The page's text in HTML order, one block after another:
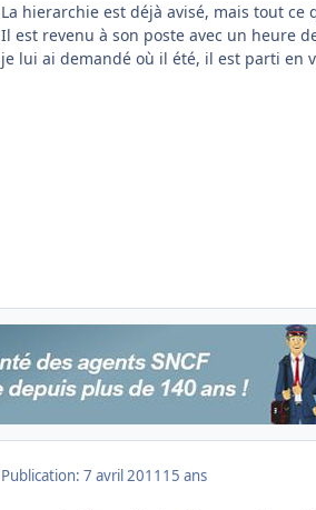
La hierarchie est déjà avisé, mais tout
Il est revenu à son poste avec un heure
je lui ai demandé où il été, il est parti en
Publication: 7 avril 2011 15 ans